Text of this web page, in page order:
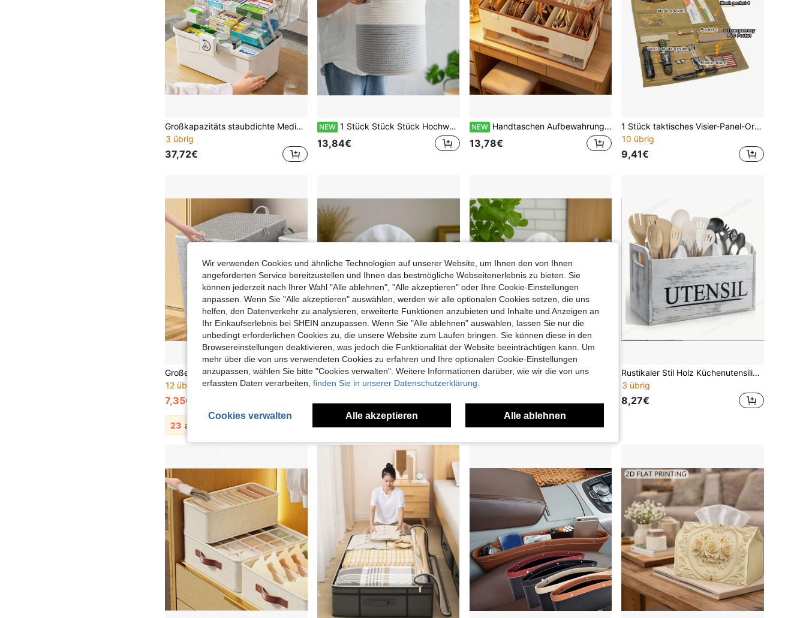
Großkapazitäts staubdichte Medikamentenbox, spezialisierter Medikamentenorganizer Aufbewahrungsbox, mehrschichtiges geräumiges Erste-Hilfe-Set, geeignet für Zuhause und Wohnheim, langanhaltend Kunststoff, stabil und zuverlässig, weiß.
3 übrig
37,72€
NEW 1 Stück Stück Stück Hochwertiger großer Wäschekorb mit Griffen; aus strapazierfähigem Material gefertigt, erhältlich in Dunkelgrau, Weiß und Schwarz Patchwork; seine Designstruktur ist in mehrere Abschnitte unterteilt, perfekt für Zuhause, Studentenwohnheim, Badezimmer und Schlafzimmer dieses stilvolle und praktische Kleidungsaufbewahrungswerkzeug ist absolut die ideale Wahl für Wäschekörbe.
13,84€
NEW Handtaschen Aufbewahrungsbox, platzsparende Schrank Aufbewahrungsbox mit Deckel & Tragegriff, Unterbett Aufbewahrungsbehälter für Wohnung, Studentenwohnheim und Haushaltsgebrauch
13,78€
1 Stück taktisches Visier-Panel-Organizer - MOLLE-kompatible Sonnenblenden-Aufbewahrungstasche, großer doppelseitiger Autoaccessoire-Halter, nicht-elektrische Garagenaufbewahrungslösung aus robustem 600D Oxford-Material
10 übrig
9,41€
Große Aufbewahrungstasche aus Vliesstoff, Organizer für Bettwäsche und Kleidung, tragbare Handtasche für Schlafzimmer und Wohnzimmer, geeignet für saisonale Kleideraufbewahrung und Umzugspackung
12 übrig
7,35€
23 andere Händler
1 Stück nordischer Volkskunststil Taschentuchbox - Vogel, Blumen, Herz Muster, strapazierfähiges Stoffmaterial, geeignet für Küche, Wohnzimmer, Schlafzimmer, Auto, für Heim- und Partydekoration, kompaktes und robustes Design, perfekt für Feiertagsarrangements und Heimdekoration, 2D Flachdruck, 2D Flach
1 übrig
1andere Händler
2 übrig
Rustikaler Stil Holz Küchenutensilienhalter - 3 Fächer Arbeitsplatte Aufbewahrungshalter, zum Aufbewahren von Besteck und Kochutensilien, nicht elektrisch, rechteckig
3 übrig
8,27€
Wir verwenden Cookies und ähnliche Technologien auf unserer Website, um Ihnen den von Ihnen
angeforderten Service bereitzustellen und Ihnen das bestmögliche Webseitenerlebnis zu bieten. Sie
können jederzeit nach Ihrer Wahl "Alle ablehnen", "Alle akzeptieren" oder Ihre Cookie-Einstellungen
anpassen. Wenn Sie "Alle akzeptieren" auswählen, werden wir alle optionalen Cookies setzen, die uns
helfen, den Datenverkehr zu analysieren, erweiterte Funktionen anzubieten und Inhalte und Anzeigen an
Ihr Einkaufserlebnis bei SHEIN anzupassen. Wenn Sie "Alle ablehnen" auswählen, lassen Sie nur die
unbedingt erforderlichen Cookies zu, die unsere Website zum Laufen bringen. Sie können diese in den
Browsereinstellungen deaktivieren, was jedoch die Funktionalität der Website beeinträchtigen kann. Um
mehr über die von uns verwendeten Cookies zu erfahren und Ihre optionalen Cookie-Einstellungen
anzupassen, wählen Sie bitte "Cookies verwalten". Weitere Informationen darüber, wie wir die von uns
erfassten Daten verarbeiten, finden Sie in unserer Datenschutzerklärung.
Cookies verwalten Alle akzeptieren Alle ablehnen